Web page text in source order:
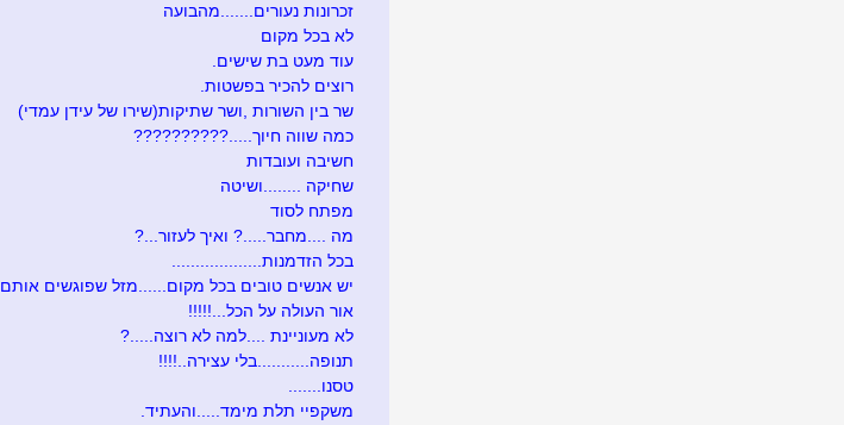
זכרונות נעורים.......מהבועה
לא בכל מקום
עוד מעט בת שישים.
רוצים להכיר בפשטות.
שר בין השורות ,ושר שתיקות(שירו של עידן עמדי)
כמה שווה חיוך.....??????????
חשיבה ועובדות
שחיקה ........ושיטה
מפתח לסוד
מה ....מחבר.....? ואיך לעזור...?
בכל הזדמנות...................
יש אנשים טובים בכל מקום......מזל שפוגשים אותם.
אור העולה על הכל...!!!!!
לא מעוניינת ....למה לא רוצה.....?
תנופה...........בלי עצירה..!!!!
טסנו.......
משקפיי תלת מימד.....והעתיד.